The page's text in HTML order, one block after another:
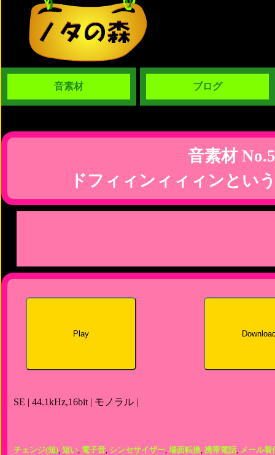
音素材 ブログ
音素材
ドフィィンィィィンとい
Play
SE | 44.1kHz,16bit | モノラル |
チェンジ(短), 短い, 電子音, シンセサイザー, 場面転換, 携帯電話, メール着